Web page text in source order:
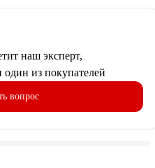
наш эксперт,
один из покупателей
вопрос